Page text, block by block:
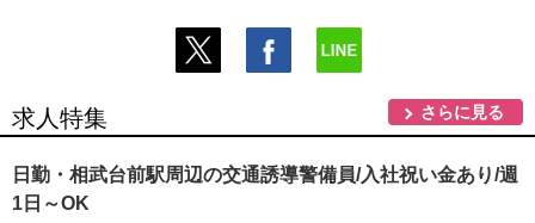
求人特集 さらに見る
日勤・相武台前駅周辺の交通誘導警備員/入社祝い金あり/週
1日～OK